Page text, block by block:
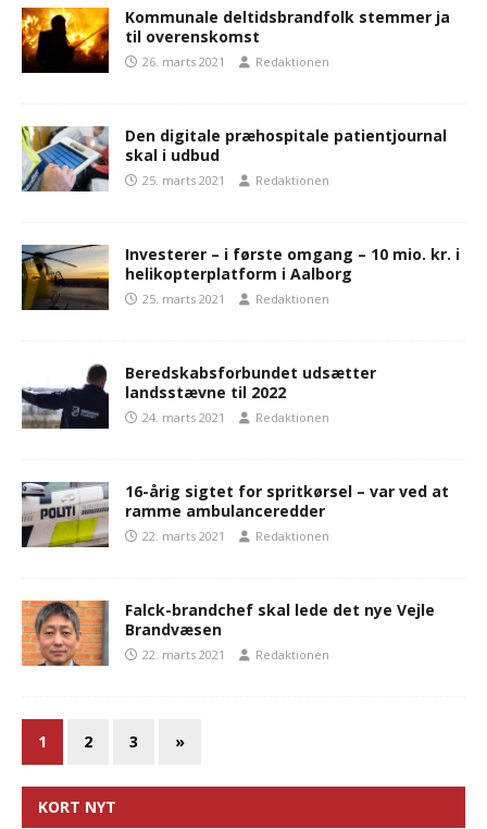
Kommunale deltidsbrandfolk stemmer ja
til overenskomst
26. marts 2021 Redaktionen
Den digitale præhospitale patientjournal
skal i udbud
25. marts 2021 Redaktionen
Investerer – i første omgang – 10 mio. kr. i
helikopterplatform i Aalborg
25. marts 2021 Redaktionen
Beredskabsforbundet udsætter
landsstævne til 2022
24. marts 2021 Redaktionen
16-årig sigtet for spritkørsel – var ved at
ramme ambulanceredder
22. marts 2021 Redaktionen
Falck-brandchef skal lede det nye Vejle
Brandvæsen
22. marts 2021 Redaktionen
1 2 3 »
KORT NYT